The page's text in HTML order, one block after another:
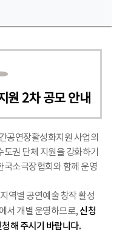
원 2차 공모 안내
공연장활성화지원 사업의
권 단체 지원을 강화하기
국소극장협회와 함께 운영
역별 공연예술 창작 활성
서 개별 운영하므로,신청
해 주시기 바랍니다.